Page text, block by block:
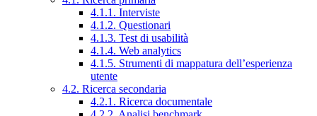
4.1.1. Interviste
4.1.2. Questionari
4.1.3. Test di usabilità
4.1.4. Web analytics
4.1.5. Strumenti di mappatura dell’esperienza
utente
4.2. Ricerca secondaria
4.2.1. Ricerca documentale